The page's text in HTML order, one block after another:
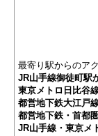
最寄り駅からのア
JR山手線御徒町駅
東京メトロ日比谷
都営地下鉄大江戸
都営地下鉄・首都
JR山手線・東京メ